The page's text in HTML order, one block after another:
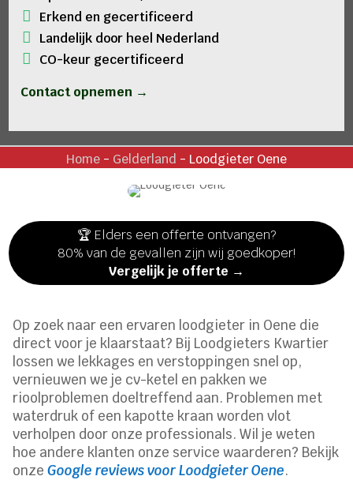
Erkend en gecertificeerd
Landelijk door heel Nederland
CO-keur gecertificeerd
Contact opnemen →
Home- Gelderland - Loodgieter Oene
🏆 Elders een offerte ontvangen?
80% van de gevallen zijn wij goedkoper!
Vergelijk je offerte →
Op zoek naar een ervaren loodgieter in Oene die
direct voor je klaarstaat? Bij Loodgieters Kwartier
lossen we lekkages en verstoppingen snel op,
vernieuwen we je cv-ketel en pakken we
rioolproblemen doeltreffend aan. Problemen met
waterdruk of een kapotte kraan worden vlot
verholpen door onze professionals. Wil je weten
hoe andere klanten onze service waarderen? Bekijk
onzeGoogle reviews voor Loodgieter Oene.